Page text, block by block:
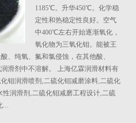
1185℃。升华450℃。化学稳
定性和热稳定性良好。空气
中400℃左右开始逐渐氧化，
氧化物为三氧化钼。能被王
、纯氧、氟和氯侵蚀，在其他酸、
滑剂中不溶解。 上海亿霖润滑材料有
钼润滑喷剂,二硫化钼减磨涂料,二硫化
性润滑剂,二硫化钼减磨工程设计,二硫